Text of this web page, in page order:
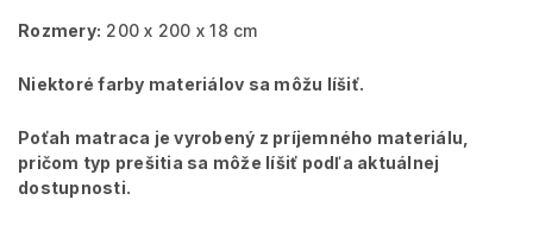
Rozmery: 200 x 200 x 18 cm
Niektoré farby materiálov sa môžu líšiť.
Poťah matraca je vyrobený z príjemného materiálu,
pričom typ prešitia sa môže líšiť podľa aktuálnej
dostupnosti.